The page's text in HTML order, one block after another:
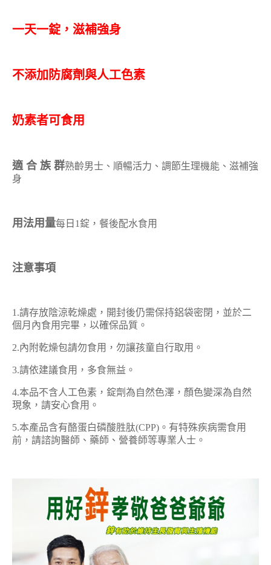
一天一錠，滋補強身
不添加防腐劑與人工色素
奶素者可食用
適 合 族 群熟齡男士、順暢活力、調節生理機能、滋補強
身
用法用量每日1錠，餐後配水食用
注意事項
1.請存放陰涼乾燥處，開封後仍需保持鋁袋密閉，並於二
個月內食用完畢，以確保品質。
2.內附乾燥包請勿食用，勿讓孩童自行取用。
3.請依建議食用，多食無益。
4.本品不含人工色素，錠劑為自然色澤，顏色變深為自然
現象，請安心食用。
5.本產品含有酪蛋白磷酸胜肽(CPP)。有特殊疾病需食用
前，請諮詢醫師、藥師、營養師等專業人士。